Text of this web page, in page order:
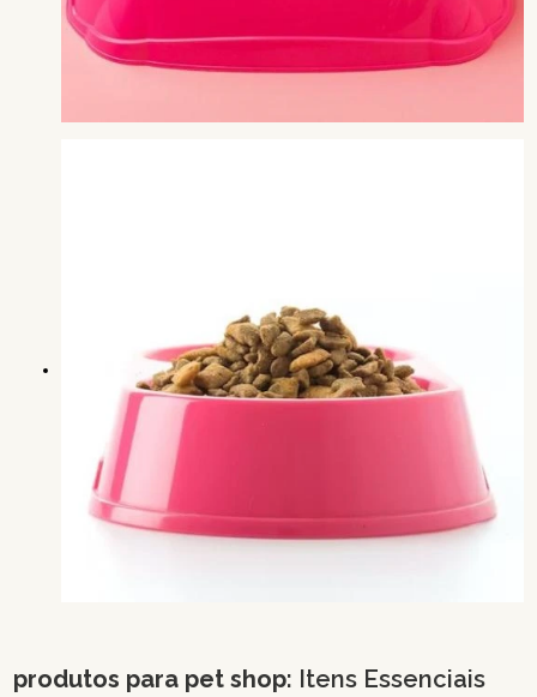
produtos para pet shop: Itens Essenciais